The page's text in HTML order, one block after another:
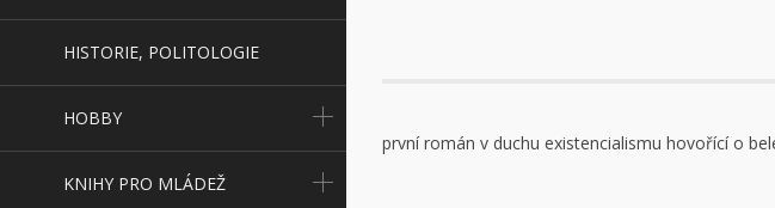
HISTORIE, POLITOLOGIE
HOBBY
KNIHY PRO MLÁDEŽ
první román v duchu existencialismu hovořící o